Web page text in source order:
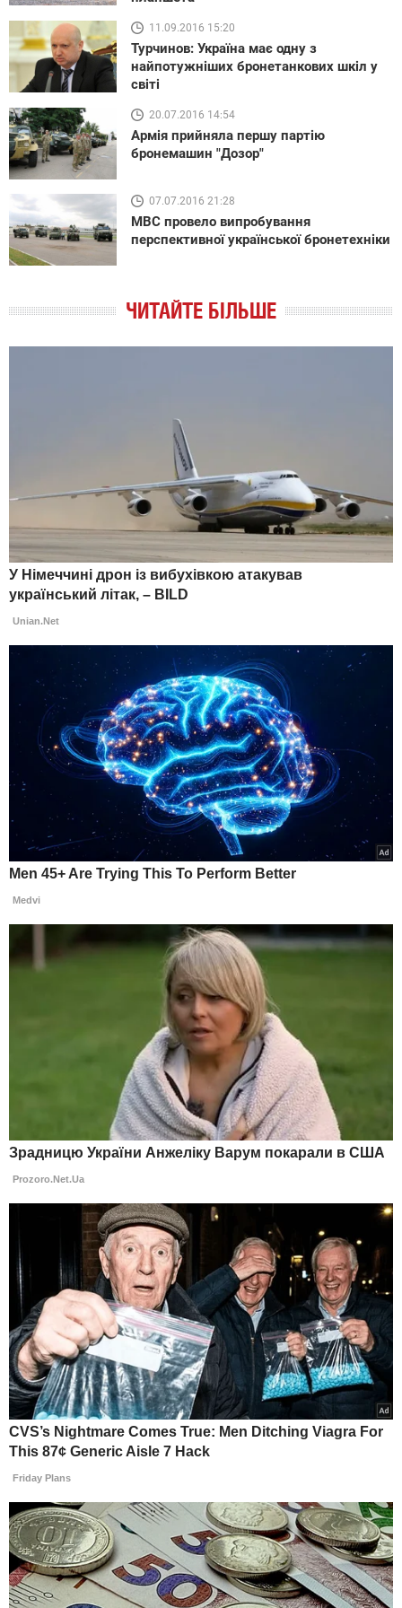
11.09.2016 15:20
Турчинов: Україна має одну з
найпотужніших бронетанкових шкіл у
світі
20.07.2016 14:54
Армія прийняла першу партію
бронемашин "Дозор"
07.07.2016 21:28
МВС провело випробування
перспективної української бронетехніки
ЧИТАЙТЕ БІЛЬШЕ